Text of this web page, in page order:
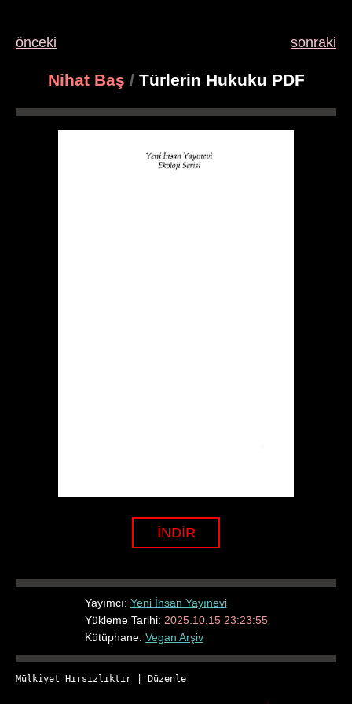
önceki sonraki
Nihat Baş /Türlerin Hukuku PDF
İNDİR
Yayımcı: Yeni İnsan Yayınevi
Yükleme Tarihi: 2025.10.15 23:23:55
Kütüphane: Vegan Arşiv
Mülkiyet Hırsızlıktır Düzenle